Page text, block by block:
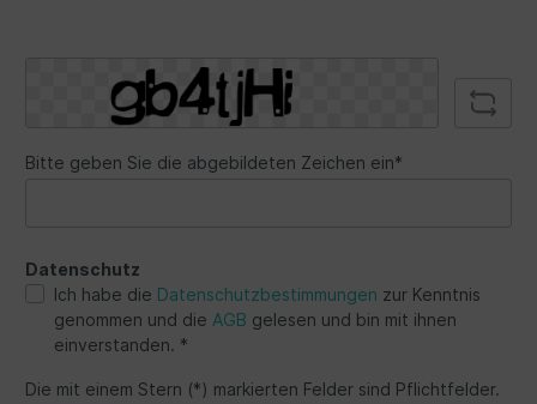
Bitte geben Sie die abgebildeten Zeichen ein*
Datenschutz
Ich habe die Datenschutzbestimmungen zur Kenntnis
genommen und die AGB gelesen und bin mit ihnen
einverstanden. *
Die mit einem Stern (*) markierten Felder sind Pflichtfelder.